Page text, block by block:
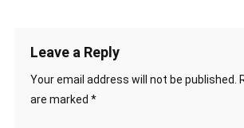
Leave a Reply
Your email address will not be published.
are marked *